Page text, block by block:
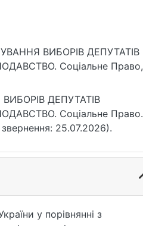
ВИБОРІВ ДЕПУТАТІВ
Соціальне Право,
ДЕПУТАТІВ
Соціальне Право.
25.07.2026).
у порівнянні з